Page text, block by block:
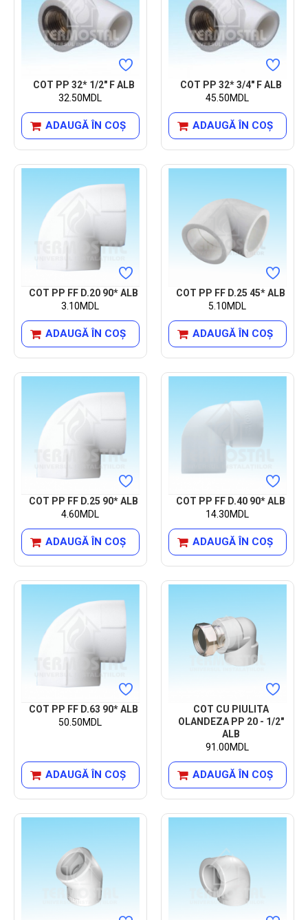
COT PP 32* 1/2" F ALB
32.50MDL
ADAUGĂ ÎN COŞ
COT PP 32* 3/4" F ALB
45.50MDL
ADAUGĂ ÎN COŞ
COT PP FF D.20 90* ALB
3.10MDL
ADAUGĂ ÎN COŞ
COT PP FF D.25 45* ALB
5.10MDL
ADAUGĂ ÎN COŞ
COT PP FF D.25 90* ALB
4.60MDL
ADAUGĂ ÎN COŞ
COT PP FF D.40 90* ALB
14.30MDL
ADAUGĂ ÎN COŞ
COT PP FF D.63 90* ALB
50.50MDL
ADAUGĂ ÎN COŞ
COT CU PIULITA
OLANDEZA PP 20 - 1/2"
ALB
91.00MDL
ADAUGĂ ÎN COŞ